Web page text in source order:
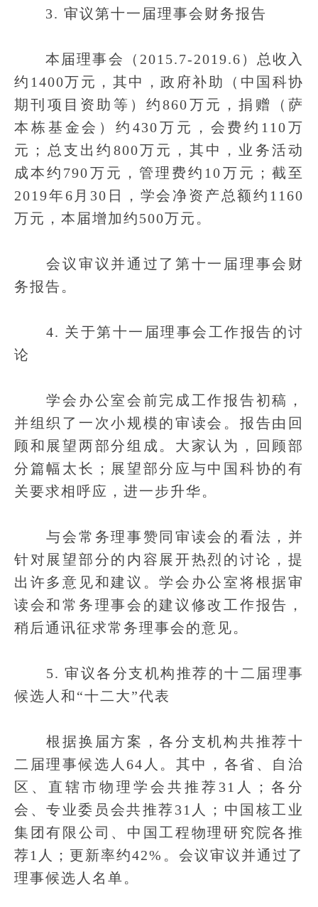
3. 审议第十一届理事会财务报告
本届理事会（2015.7-2019.6）总收入
约1400万元，其中，政府补助（中国科协
期刊项目资助等）约860万元，捐赠（萨
本栋基金会）约430万元，会费约110万
元；总支出约800万元，其中，业务活动
成本约790万元，管理费约10万元；截至
2019年6月30日，学会净资产总额约1160
万元，本届增加约500万元。
会议审议并通过了第十一届理事会财
务报告。
4. 关于第十一届理事会工作报告的讨
论
学会办公室会前完成工作报告初稿，
并组织了一次小规模的审读会。报告由回
顾和展望两部分组成。大家认为，回顾部
分篇幅太长；展望部分应与中国科协的有
关要求相呼应，进一步升华。
与会常务理事赞同审读会的看法，并
针对展望部分的内容展开热烈的讨论，提
出许多意见和建议。学会办公室将根据审
读会和常务理事会的建议修改工作报告，
稍后通讯征求常务理事会的意见。
5. 审议各分支机构推荐的十二届理事
候选人和“十二大”代表
根据换届方案，各分支机构共推荐十
二届理事候选人64人。其中，各省、自治
区、直辖市物理学会共推荐31人；各分
会、专业委员会共推荐31人；中国核工业
集团有限公司、中国工程物理研究院各推
荐1人；更新率约42%。会议审议并通过了
理事候选人名单。